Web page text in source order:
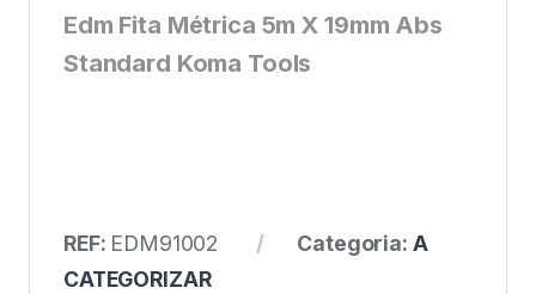
Edm Fita Métrica 5m X 19mm Abs
Standard Koma Tools
REF: EDM91002 Categoria: A
CATEGORIZAR